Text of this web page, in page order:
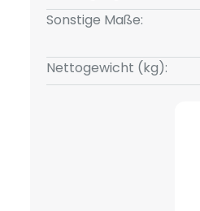
Sonstige Maße:
Nettogewicht (kg):